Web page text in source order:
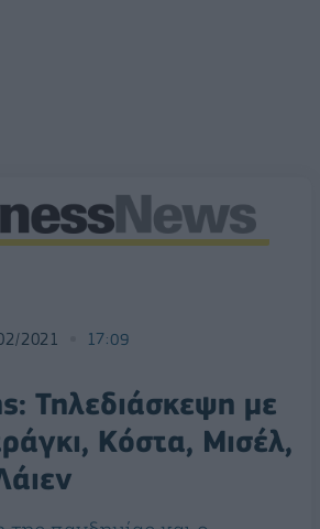
2021 17:09
Τηλεδιάσκεψη με
Κόστα, Μισέλ,